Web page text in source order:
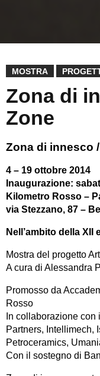
MOSTRA
Zona di
Zone
Zona di innesco /
4 – 19 ottobre 2014
Inaugurazione:
Kilometro Rosso –
via Stezzano, 87 –
Nell’ambito della
Mostra del progetto
A cura di Alessandra
Promosso da
Rosso
In collaborazione
Partners, Intellimech,
Petroceramics,
Con il sostegno di